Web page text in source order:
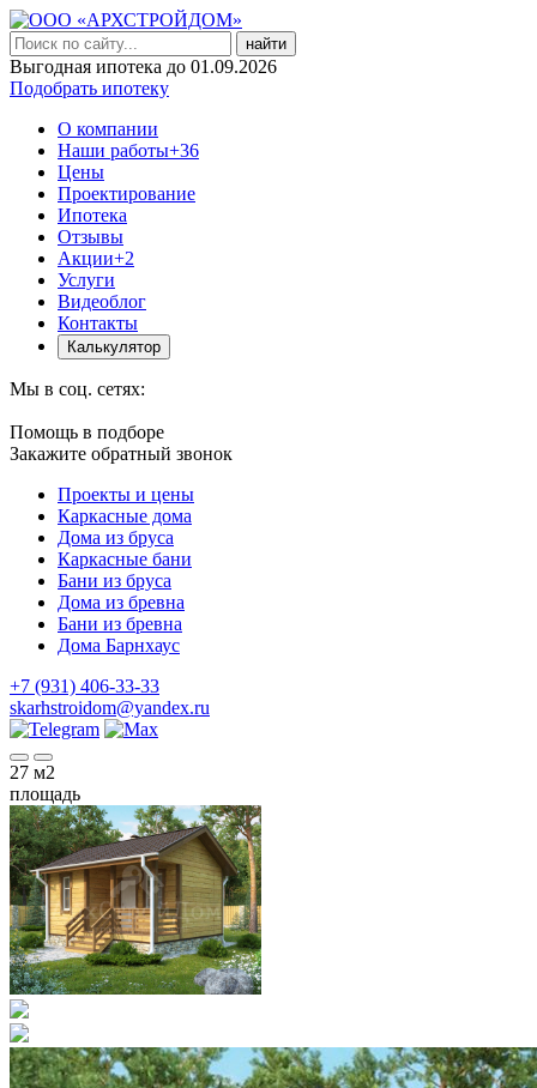
найти
Выгодная ипотека до 01.09.2026
Подобрать ипотеку
О компании
Наши работы+36
Цены
Проектирование
Ипотека
Отзывы
Акции+2
Услуги
Видеоблог
Контакты
Калькулятор
Мы в соц. сетях:
Помощь в подборе
Закажите обратный звонок
Проекты и цены
Каркасные дома
Дома из бруса
Каркасные бани
Бани из бруса
Дома из бревна
Бани из бревна
Дома Барнхаус
+7 (931) 406-33-33
skarhstroidom@yandex.ru
27 м2
площадь